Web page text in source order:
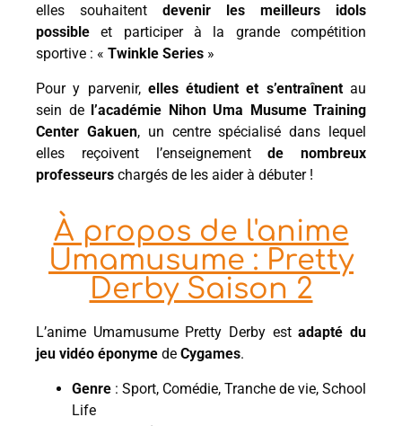
elles souhaitent devenir les meilleurs idols
possible et participer à la grande compétition
sportive : « Twinkle Series »
Pour y parvenir, elles étudient et s’entraînentau
sein de l’académie Nihon Uma Musume Training
Center Gakuen, un centre spécialisé dans lequel
elles reçoivent l’enseignementde nombreux
professeurs chargés de les aider à débuter !
À propos de l'anime
Umamusume : Pretty
Derby Saison 2
L’anime Umamusume Pretty Derby estadapté du
jeu vidéo éponyme de Cygames.
Genre : Sport, Comédie, Tranche de vie, School
Life